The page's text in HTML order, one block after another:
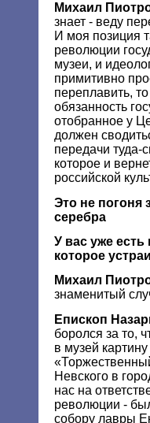
Михаил
знает - веду
И моя позиция
революции
музеи, и
примитивно
переплавить,
обязанность
отобранное у
должен
передачи
которое и
российской
Это не погоня
серебра
У вас уже
которое
Михаил
знаменитый
Епископ
боролся за то,
в музей
Невского в
нас на
революции -
собору лавры